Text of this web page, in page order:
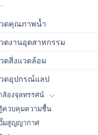
ดคุณภาพน้ำ
ดงานอุตสาหกรรม
ดสิ่งแวดล้อม
ดอุปกรณ์แลป
ล้องจุลทรรศน์
ควบคุมความชื้น
มสูญญากาศ